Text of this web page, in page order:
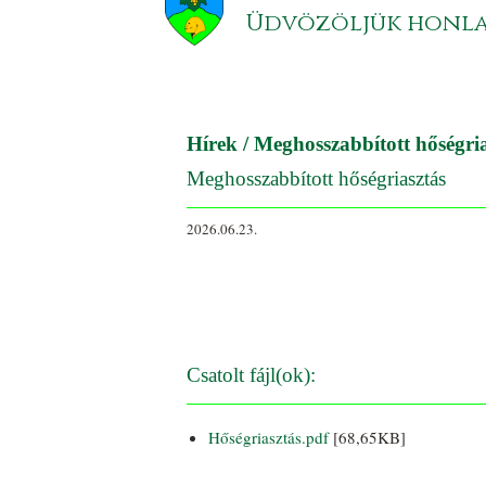
Üdvözöljük
Hírek / Meghosszabbított
Meghosszabbított hőségriasztás
2026.06.23.
Csatolt fájl(ok):
Hőségriasztás.pdf[68,65KB]